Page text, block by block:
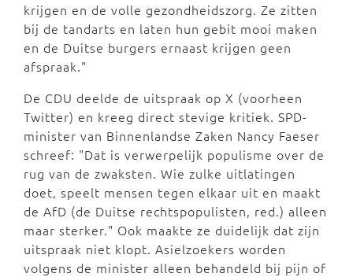
krijgen en de volle gezondheidszorg. Ze zitten
bij de tandarts en laten hun gebit mooi maken
en de Duitse burgers ernaast krijgen geen
afspraak."
De CDU deelde de uitspraak op X (voorheen
Twitter) en kreeg direct stevige kritiek. SPD-
minister van Binnenlandse Zaken Nancy Faeser
schreef: "Dat is verwerpelijk populisme over de
rug van de zwaksten. Wie zulke uitlatingen
doet, speelt mensen tegen elkaar uit en maakt
de AfD (de Duitse rechtspopulisten, red.) alleen
maar sterker." Ook maakte ze duidelijk dat zijn
uitspraak niet klopt. Asielzoekers worden
volgens de minister alleen behandeld bij pijn of